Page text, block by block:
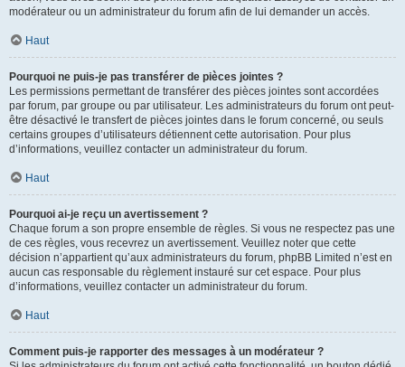
modérateur ou un administrateur du forum afin de lui demander un accès.
Haut
Pourquoi ne puis-je pas transférer de pièces jointes ?
Les permissions permettant de transférer des pièces jointes sont accordées
par forum, par groupe ou par utilisateur. Les administrateurs du forum ont peut-
être désactivé le transfert de pièces jointes dans le forum concerné, ou seuls
certains groupes d’utilisateurs détiennent cette autorisation. Pour plus
d’informations, veuillez contacter un administrateur du forum.
Haut
Pourquoi ai-je reçu un avertissement ?
Chaque forum a son propre ensemble de règles. Si vous ne respectez pas une
de ces règles, vous recevrez un avertissement. Veuillez noter que cette
décision n’appartient qu’aux administrateurs du forum, phpBB Limited n’est en
aucun cas responsable du règlement instauré sur cet espace. Pour plus
d’informations, veuillez contacter un administrateur du forum.
Haut
Comment puis-je rapporter des messages à un modérateur ?